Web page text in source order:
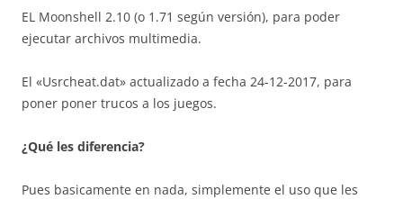
EL Moonshell 2.10 (o 1.71 según versión), para poder
ejecutar archivos multimedia.
El «Usrcheat.dat» actualizado a fecha 24-12-2017, para
poner poner trucos a los juegos.
¿Qué les diferencia?
Pues basicamente en nada, simplemente el uso que les